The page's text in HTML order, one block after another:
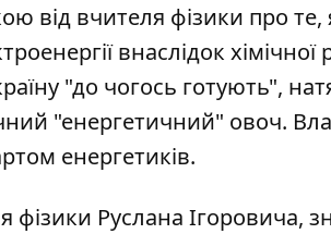
від вчителя фізики про
внаслідок хімічної
"до чогось готують",
"енергетичний" овоч.
енергетиків.
фізики Руслана Ігоровича,